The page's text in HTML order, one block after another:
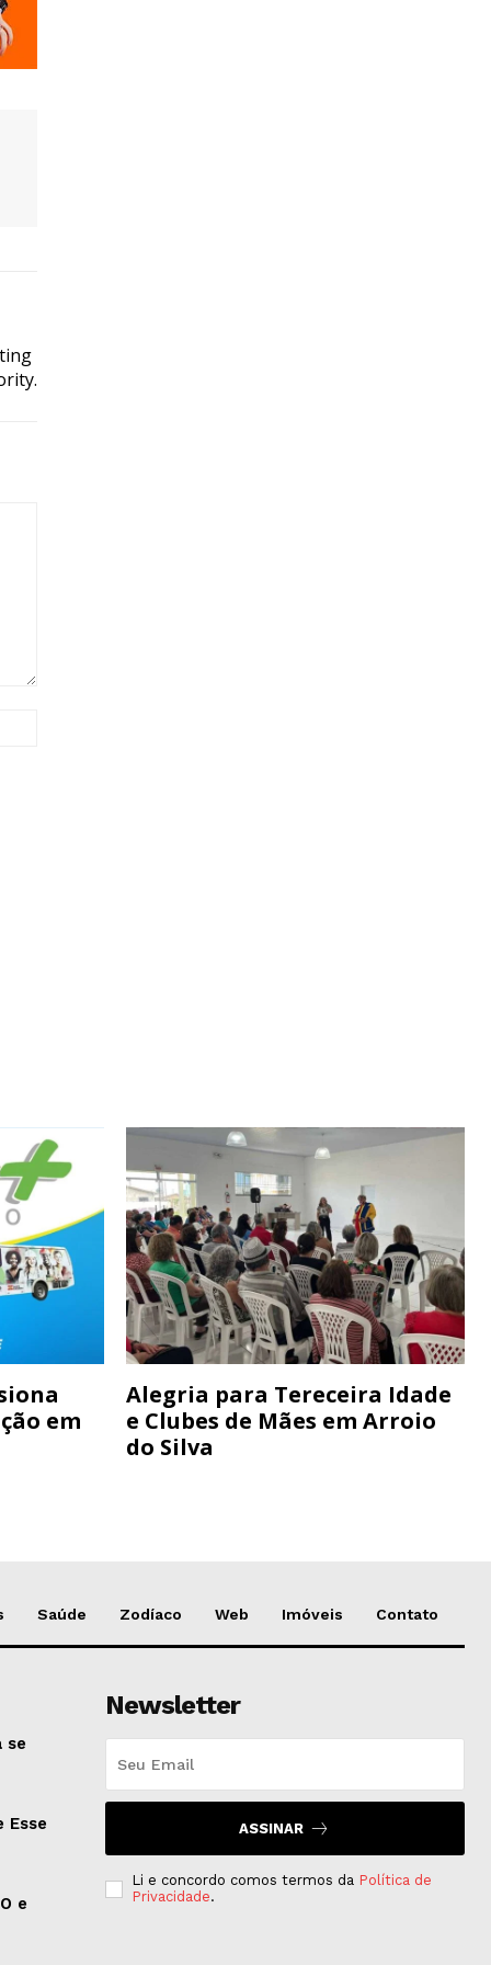
em
Alegria para Tereceira Idade
e Clubes de Mães em Arroio
do Silva
Saúde Zodíaco Web Imóveis Contato
se
Esse
e
Newsletter
ASSINAR
Li e concordo comos termos da Política de
Privacidade.